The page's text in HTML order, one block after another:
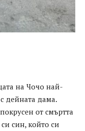
на Чочо най-
дейната дама.
от смъртта
син, който си